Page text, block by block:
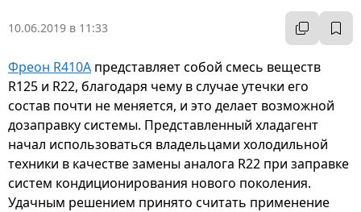
10.06.2019 в 11:33
Фреон R410A представляет собой смесь веществ
R125 и R22, благодаря чему в случае утечки его
состав почти не меняется, и это делает возможной
дозаправку системы. Представленный хладагент
начал использоваться владельцами холодильной
техники в качестве замены аналога R22 при заправке
систем кондиционирования нового поколения.
Удачным решением принято считать применение